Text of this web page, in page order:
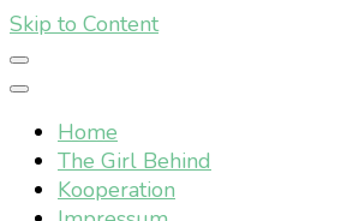
Skip to Content
Home
The Girl Behind
Kooperation